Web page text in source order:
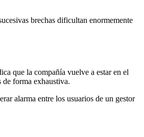
brechas dificultan enormemente
que la compañía vuelve a estar en el
de forma exhaustiva.
alarma entre los usuarios de un gestor